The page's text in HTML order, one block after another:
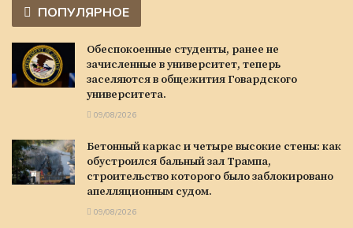
ПОПУЛЯРНОЕ
Обеспокоенные студенты, ранее не
зачисленные в университет, теперь
заселяются в общежития Говардского
университета.
09/08/2026
Бетонный каркас и четыре высокие стены: как
обустроился бальный зал Трампа,
строительство которого было заблокировано
апелляционным судом.
09/08/2026